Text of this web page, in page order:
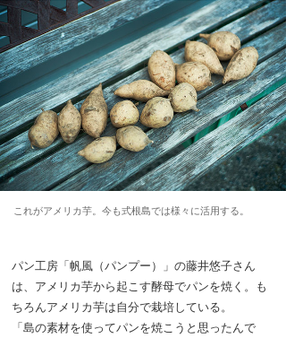
これがアメリカ芋。今も式根島では様々に活用する。
パン工房「帆風（パンプー）」の藤井悠子さん
は、アメリカ芋から起こす酵母でパンを焼く。も
ちろんアメリカ芋は自分で栽培している。
「島の素材を使ってパンを焼こうと思ったんで